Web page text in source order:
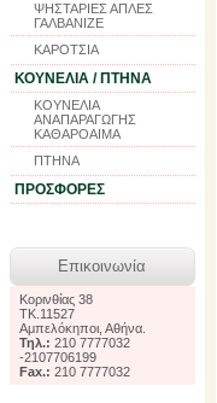
ΨΗΣΤΑΡΙΕΣ ΑΠΛΕΣ
ΓΑΛΒΑΝΙΖΕ
ΚΑΡΟΤΣΙΑ
ΚΟΥΝΕΛΙΑ / ΠΤΗΝΑ
ΚΟΥΝΕΛΙΑ
ΑΝΑΠΑΡΑΓΩΓΗΣ
ΚΑΘΑΡΟΑΙΜΑ
ΠΤΗΝΑ
ΠΡΟΣΦΟΡΕΣ
Επικοινωνία
Κορινθίας 38
TK.11527
Αμπελόκηποι, Αθήνα.
Τηλ.: 210 7777032
-2107706199
Fax.: 210 7777032